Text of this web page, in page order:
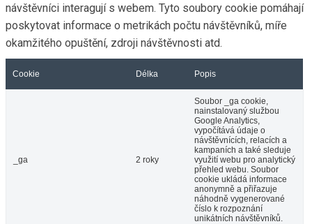
návštěvníci interagují s webem. Tyto soubory cookie pomáhají
poskytovat informace o metrikách počtu návštěvníků, míře
okamžitého opuštění, zdroji návštěvnosti atd.
Cookie Délka Popis
_ga 2 roky
Soubor _ga cookie,
nainstalovaný službou
Google Analytics,
vypočítává údaje o
návštěvnících, relacích a
kampaních a také sleduje
využití webu pro analytický
přehled webu. Soubor
cookie ukládá informace
anonymně a přiřazuje
náhodně vygenerované
číslo k rozpoznání
unikátních návštěvníků.